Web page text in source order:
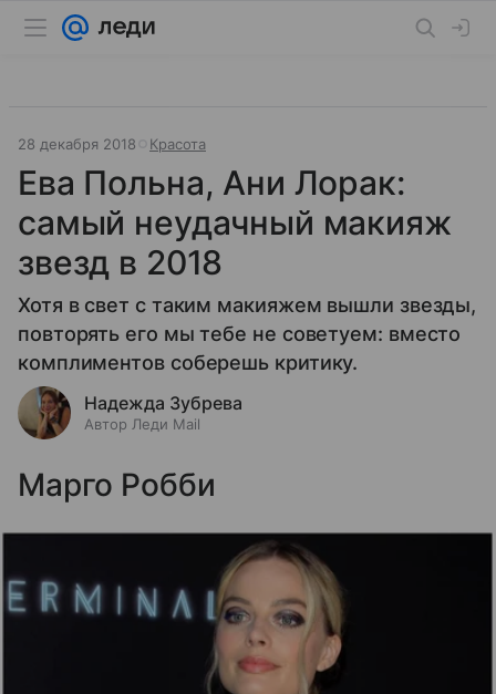
28 декабря 2018 Красота
Ева Польна, Ани Лорак:
самый неудачный макияж
звезд в 2018
Хотя в свет с таким макияжем вышли звезды,
повторять его мы тебе не советуем: вместо
комплиментов соберешь критику.
Надежда Зубрева
Автор Леди Mail
Марго Робби